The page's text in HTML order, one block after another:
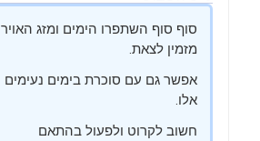
סוף סוף השתפרו הימים ומזג האויר
מזמין לצאת.
אפשר גם עם סוכרת בימים נעימים
אלו.
חשוב לקרוט ולפעול בהתאם